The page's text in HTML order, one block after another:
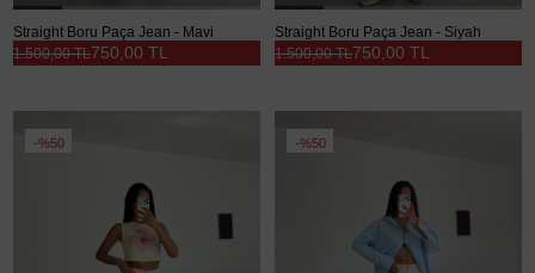
Straight Boru Paça Jean - Mavi
750,00 TL
1.500,00 TL
Straight Boru Paça Jean - Siyah
750,00 TL
1.500,00 TL
%50 %50